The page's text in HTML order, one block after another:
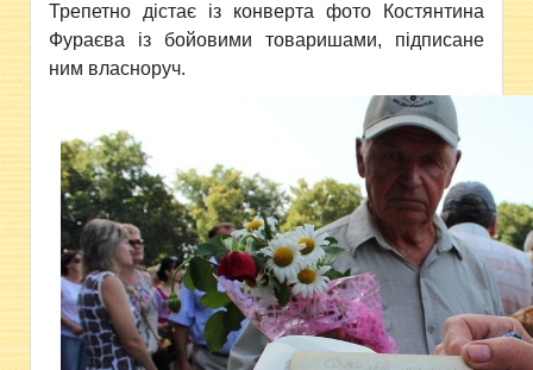
Трепетно дістає із конверта фото Костянтина
Фураєва із бойовими товаришами, підписане
ним власноруч.